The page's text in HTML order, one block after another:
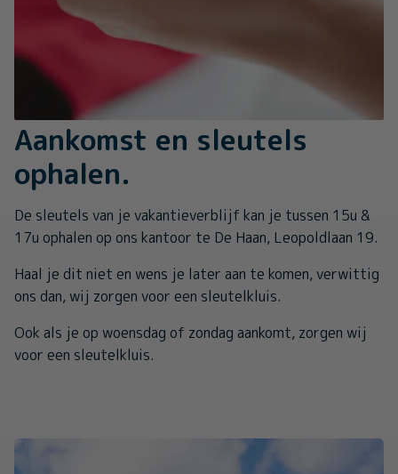
Aankomst en sleutels
ophalen.
De sleutels van je vakantieverblijf kan je tussen 15u &
17u ophalen op ons kantoor te De Haan, Leopoldlaan 19.
Haal je dit niet en wens je later aan te komen, verwittig
ons dan, wij zorgen voor een sleutelkluis.
Ook als je op woensdag of zondag aankomt, zorgen wij
voor een sleutelkluis.